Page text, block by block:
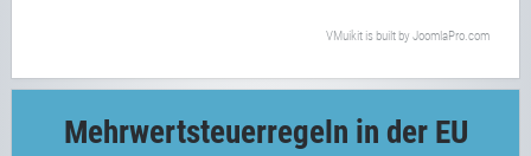
VMuikit is built by JoomlaPro.com
Mehrwertsteuerregeln in der EU